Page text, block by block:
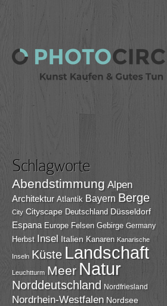
Schlagworte
Abendstimmung Alpen
Architektur Atlantik Bayern Berge
City Cityscape Deutschland Düsseldorf
Espana Europe Felsen Gebirge Germany
Herbst Insel Italien Kanaren Kanarische
Inseln Küste Landschaft
Leuchtturm Meer Natur
Norddeutschland Nordfriesland
Nordrhein-Westfalen Nordsee